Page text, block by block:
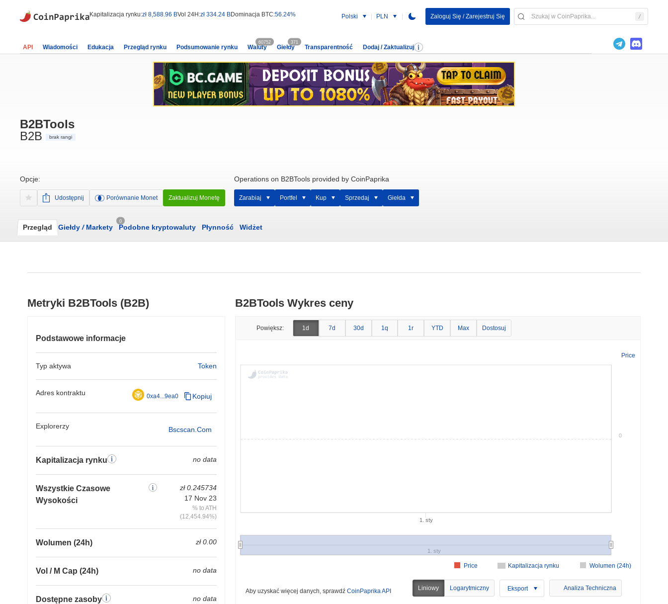
Kapitalizacja rynku:zł 8,588.96 BVol 24H:zł 334.24 BDominacja BTC:56.24% Polski PLN Zaloguj Się / Zarejestruj Się
API Wiadomości Edukacja Przegląd rynku Podsumowanie rynku Waluty
60752
Giełdy
371
Transparentność Dodaj / Zaktualizuj
B2BTools
B2B
brak rangi
Opcje:
Udostępnij Porównanie Monet Zaktualizuj Monetę
Operations on B2BTools provided by CoinPaprika
Zarabiaj Portfel Kup Sprzedaj Giełda
Przegląd Giełdy /Markety
0
Podobne kryptowaluty Płynność Widżet
Metryki B2BTools (B2B)
Podstawowe informacje
Typ aktywa Token
Adres kontraktu 0xa4...9ea0 Kopiuj
Explorerzy Bscscan.com
Kapitalizacja rynku no data
Wszystkie Czasowe
Wysokości
zł 0.245734
17 Nov 23
% to ATH
(12,454.94%)
Wolumen (24h) zł 0.00
Vol / M Cap (24h) no data
Dostępne zasoby no data
B2BTools Wykres ceny
Powiększ: 1d 7d 30d 1q 1r YTD Max Dostosuj
Price
Kapitalizacja rynku Wolumen (24h)
Price
1. sty
1. sty
0
Aby uzyskać więcej danych, sprawdź CoinPaprika API Liniowy Logarytmiczny Eksport Analiza Techniczna